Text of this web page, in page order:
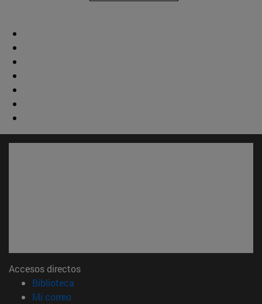
Accesos directos
Biblioteca
Mi correo(abre en nueva ventana)